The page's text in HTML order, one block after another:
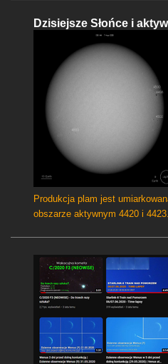
Dzisiejsze Słońce i
Produkcja plam jest
obszarze aktywnym 4420 i 4423.